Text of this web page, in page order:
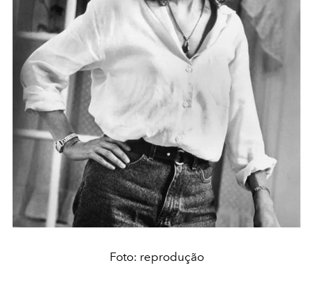
Foto: reprodução